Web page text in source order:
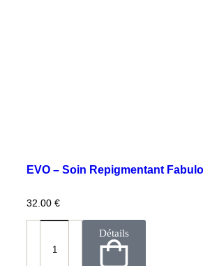
EVO – Soin Repigmentant
32.00 €
Détails